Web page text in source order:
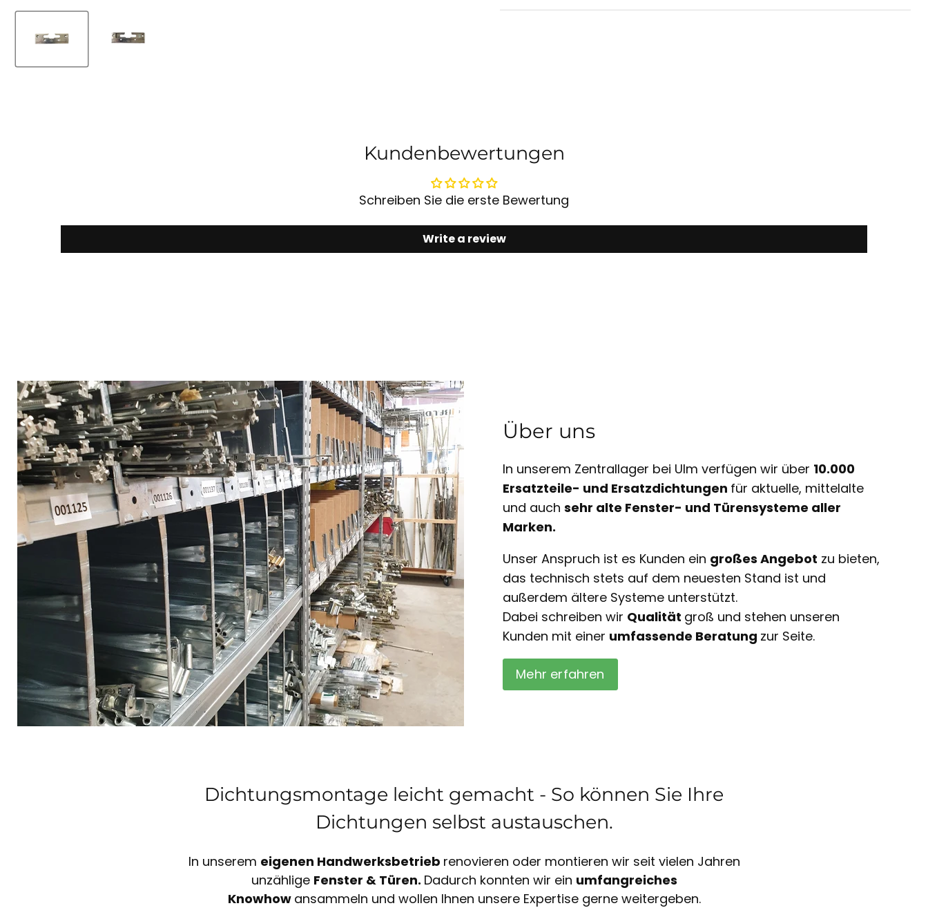
Kundenbewertungen
Schreiben Sie die erste Bewertung
Write a review
Über uns
In unserem Zentrallager bei Ulm verfügen wir über 10.000
Ersatzteile- und Ersatzdichtungen für aktuelle, mittelalte
und auchsehr alte Fenster- und Türensysteme aller
Marken.
Unser Anspruch ist es Kunden ein großes Angebot zu bieten,
das technisch stets auf dem neuesten Stand ist und
außerdem ältere Systeme unterstützt.
Dabei schreiben wir Qualität groß und stehen unseren
Kunden mit einer umfassende Beratung zur Seite.
Mehr erfahren
Dichtungsmontage leicht gemacht - So können Sie Ihre
Dichtungen selbst austauschen.
In unserem eigenen Handwerksbetrieb renovieren oder montieren wir seit vielen Jahren
unzählige Fenster & Türen. Dadurch konnten wir ein umfangreiches
Knowhow ansammeln und wollen Ihnen unsere Expertise gerne weitergeben.